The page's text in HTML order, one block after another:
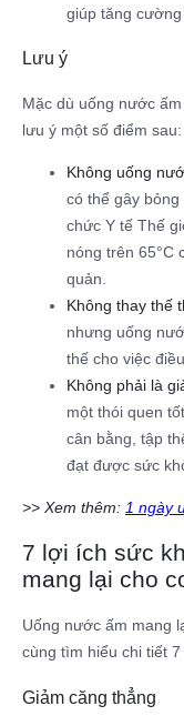
giúp tăng
Lưu ý
Mặc dù uống nước
lưu ý một số điểm sau:
Không uống
có thể gây
chức Y tế Thế
nóng trên 65°C
quản.
Không thay thế
nhưng uống
thế cho việc
Không phải là
một thói quen
cân bằng, tập
đạt được sức
>> Xem thêm: 1 ngày
7 lợi ích sức
mang lại cho
Uống nước ấm mang
cùng tìm hiểu chi tiết
Giảm căng thẳng